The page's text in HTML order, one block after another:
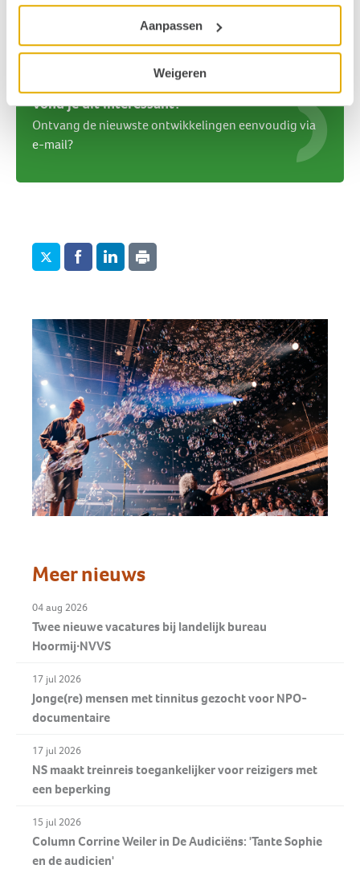
Aanpassen
Weigeren
Sensity Festival
Publicatiedatum: 29 augustus 2022
Vond je dit interessant?
Ontvang de nieuwste ontwikkelingen eenvoudig via
e-mail?
Meer nieuws
04 aug 2026
Twee nieuwe vacatures bij landelijk bureau
Hoormij∙NVVS
17 jul 2026
Jonge(re) mensen met tinnitus gezocht voor NPO-
documentaire
17 jul 2026
NS maakt treinreis toegankelijker voor reizigers met
een beperking
15 jul 2026
Column Corrine Weiler in De Audiciëns: 'Tante Sophie
en de audicien'